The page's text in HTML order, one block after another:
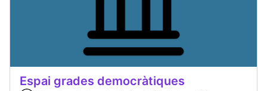
Espai grades democràtiques